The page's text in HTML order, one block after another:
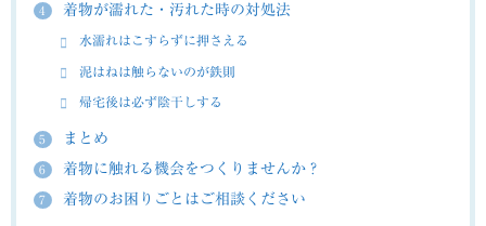
4 着物が濡れた・汚れた時の対処法
水濡れはこすらずに押さえる
泥はねは触らないのが鉄則
帰宅後は必ず陰干しする
5 まとめ
6 着物に触れる機会をつくりませんか？
7 着物のお困りごとはご相談ください